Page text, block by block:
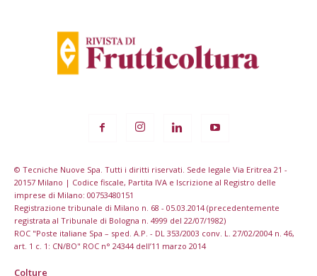
© Tecniche Nuove Spa. Tutti i diritti riservati. Sede legale Via Eritrea 21 -
20157 Milano | Codice fiscale, Partita IVA e Iscrizione al Registro delle
imprese di Milano: 00753480151
Registrazione tribunale di Milano n. 68 - 05.03.2014 (precedentemente
registrata al Tribunale di Bologna n. 4999 del 22/07/1982)
ROC "Poste italiane Spa – sped. A.P. - DL 353/2003 conv. L. 27/02/2004 n. 46,
art. 1 c. 1: CN/BO" ROC n° 24344 dell’11 marzo 2014
Colture